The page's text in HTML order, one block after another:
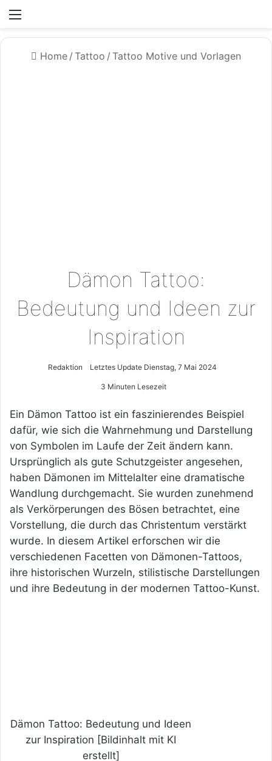
Home / Tattoo / Tattoo Motive und Vorlagen
Dämon Tattoo:
Bedeutung und Ideen zur
Inspiration
Redaktion Letztes Update Dienstag, 7 Mai 2024
3 Minuten Lesezeit
Ein Dämon Tattoo ist ein faszinierendes Beispiel
dafür, wie sich die Wahrnehmung und Darstellung
von Symbolen im Laufe der Zeit ändern kann.
Ursprünglich als gute Schutzgeister angesehen,
haben Dämonen im Mittelalter eine dramatische
Wandlung durchgemacht. Sie wurden zunehmend
als Verkörperungen des Bösen betrachtet, eine
Vorstellung, die durch das Christentum verstärkt
wurde. In diesem Artikel erforschen wir die
verschiedenen Facetten von Dämonen-Tattoos,
ihre historischen Wurzeln, stilistische Darstellungen
und ihre Bedeutung in der modernen Tattoo-Kunst.
Dämon Tattoo: Bedeutung und Ideen
zur Inspiration [Bildinhalt mit KI
erstellt]